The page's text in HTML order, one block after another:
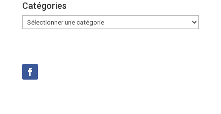
Catégories
Catégories